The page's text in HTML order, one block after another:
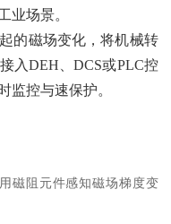
业场景。
的磁场变化，将机械转
入DEH、DCS或PLC控
监控与速保护。
用磁阻元件感知磁场梯度变